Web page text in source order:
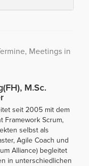
Meetings in
M.Sc.
seit 2005 mit dem
Framework Scrum,
selbst als
Agile Coach und
Alliance) begleitet
in unterschiedlichen